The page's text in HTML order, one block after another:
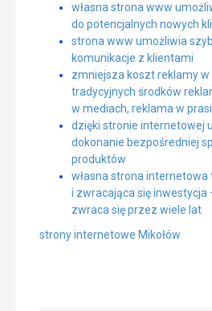
własna strona www
do potencjalnych nowych
strona www umożliwia
komunikacje z klientami
zmniejsza koszt reklamy w
tradycyjnych środków
w mediach, reklama w
dzięki stronie internetowej
dokonanie bezpośredniej
produktów
własna strona internetowa
i zwracająca się inwestycja
zwraca się przez wiele lat
strony internetowe Mikołów